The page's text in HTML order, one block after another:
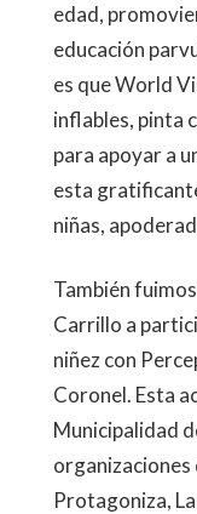
edad,
educación
es que World
inflables, pinta
para apoyar a
esta
niñas,
También
Carrillo a
niñez con
Coronel. Esta
Municipalidad
organizaciones
Protagoniza,